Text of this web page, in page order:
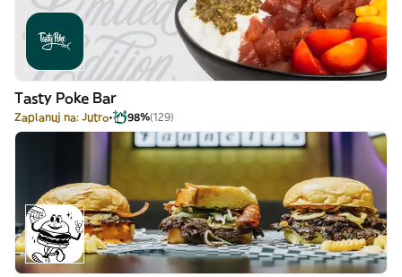
Tasty Poke Bar
Zaplanuj na: Jutro 98%(129)